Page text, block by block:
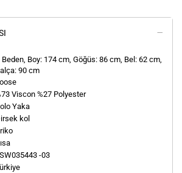
Beden, Boy: 174 cm, Göğüs: 86 cm, Bel: 62 cm,
90 cm
Viscon %27 Polyester
Yaka
kol
-03